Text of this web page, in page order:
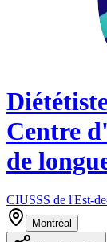
Centre
de
CIUSSS de l'Est-
Montréal